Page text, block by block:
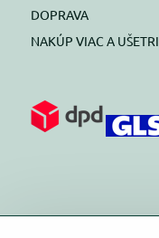
DOPRAVA
NAKÚP VIAC A UŠETRI